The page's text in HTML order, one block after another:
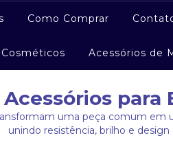
Como Comprar
Acessórios de
Acessórios para
uma peça comum
unindo resistência, brilho e design